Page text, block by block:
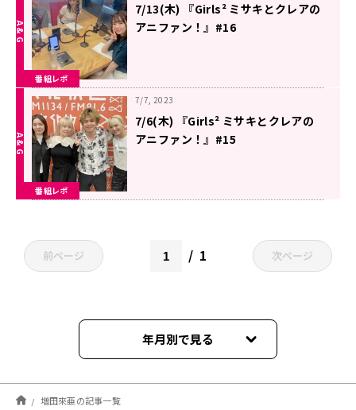
番組レポ
7/13(木) 『Girls² ミサキとクレアの
アニファン！』#16
番組レポ
7/7, 2023
7/6(木) 『Girls² ミサキとクレアの
アニファン！』#15
前ページ 1 次ページ
年月別で見る
2026年03月
増田來亜の記事一覧